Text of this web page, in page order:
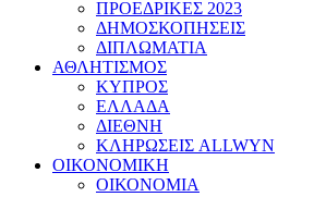
ΠΡΟΕΔΡΙΚΕΣ 2023
ΔΗΜΟΣΚΟΠΗΣΕΙΣ
ΔΙΠΛΩΜΑΤΙΑ
ΑΘΛΗΤΙΣΜΟΣ
ΚΥΠΡΟΣ
ΕΛΛΑΔΑ
ΔΙΕΘΝΗ
ΚΛΗΡΩΣΕΙΣ ALLWYN
ΟΙΚΟΝΟΜΙΚΗ
ΟΙΚΟΝΟΜΙΑ